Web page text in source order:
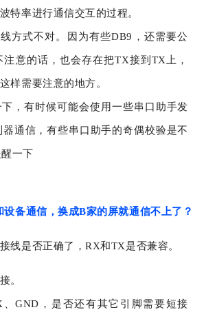
特率进行通信交互的过程。
方式不对。因为有些DB9，还需要公
意的话，也会存在把TX接到TX上，
样需要注意的地方。
，有时候可能会使用一些串口助手发
通信，有些串口助手的奇偶校验是不
一下
备通信，换成B家的屏就通信不上了？
线是否正确了，RX和TX是否兼容。
。
GND，是否还有其它引脚需要短接